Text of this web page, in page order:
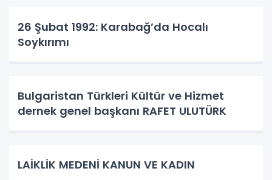
26 Şubat 1992: Karabağ’da Hocalı
Soykırımı
Bulgaristan Türkleri Kültür ve Hizmet
dernek genel başkanı RAFET ULUTÜRK
LAİKLİK MEDENİ KANUN VE KADIN